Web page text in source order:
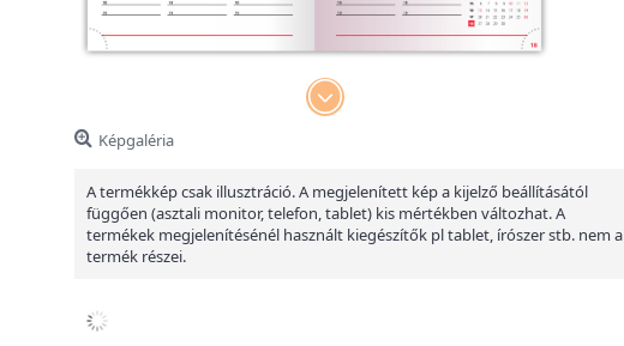
Képgaléria
A termékkép csak illusztráció. A megjelenített kép a kijelző beállításától
függően (asztali monitor, telefon, tablet) kis mértékben változhat. A
termékek megjelenítésénél használt kiegészítők pl tablet, írószer stb. nem a
termék részei.